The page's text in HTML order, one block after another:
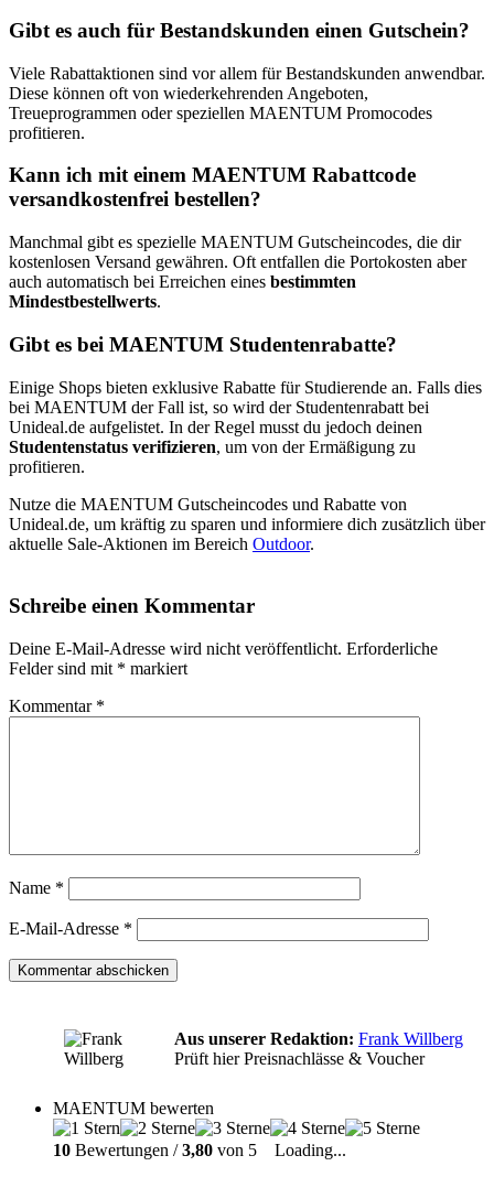
Gibt es auch für Bestandskunden einen Gutschein?
Viele Rabattaktionen sind vor allem für Bestandskunden anwendbar.
Diese können oft von wiederkehrenden Angeboten,
Treueprogrammen oder speziellen MAENTUM Promocodes
profitieren.
Kann ich mit einem MAENTUM Rabattcode
versandkostenfrei bestellen?
Manchmal gibt es spezielle MAENTUM Gutscheincodes, die dir
kostenlosen Versand gewähren. Oft entfallen die Portokosten aber
auch automatisch bei Erreichen eines bestimmten
Mindestbestellwerts.
Gibt es bei MAENTUM Studentenrabatte?
Einige Shops bieten exklusive Rabatte für Studierende an. Falls dies
bei MAENTUM der Fall ist, so wird der Studentenrabatt bei
Unideal.de aufgelistet. In der Regel musst du jedoch deinen
Studentenstatus verifizieren, um von der Ermäßigung zu
profitieren.
Nutze die MAENTUM Gutscheincodes und Rabatte von
Unideal.de, um kräftig zu sparen und informiere dich zusätzlich über
aktuelle Sale-Aktionen im Bereich Outdoor.
Schreibe einen Kommentar
Deine E-Mail-Adresse wird nicht veröffentlicht. Erforderliche
Felder sind mit * markiert
Kommentar *
Name *
E-Mail-Adresse *
Aus unserer Redaktion: Frank Willberg
Prüft hier Preisnachlässe & Voucher
MAENTUM bewerten
10 Bewertungen /3,80 von 5
Loading...